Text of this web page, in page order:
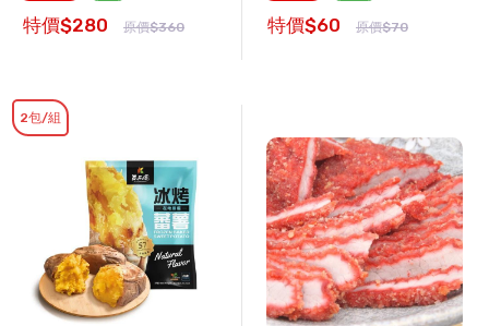
特價$280 原價$360 特價$60 原價$70
2包/組